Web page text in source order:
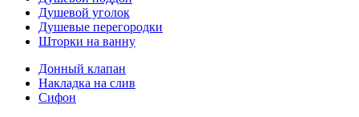
Душевой уголок
Душевые перегородки
Шторки на ванну
Донный клапан
Накладка на слив
Сифон